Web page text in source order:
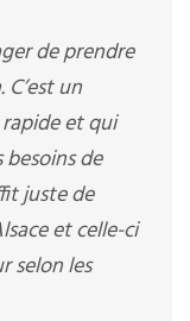
de prendre
un
et qui
de
juste de
et celle-ci
selon les